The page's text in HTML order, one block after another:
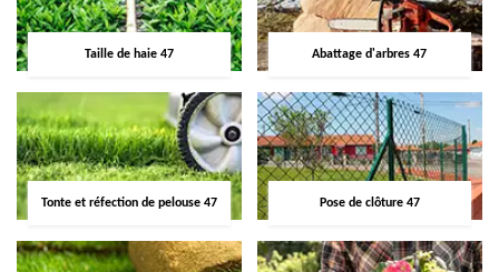
Taille de haie 47 Abattage d'arbres 47
Tonte et réfection de pelouse 47 Pose de clôture 47